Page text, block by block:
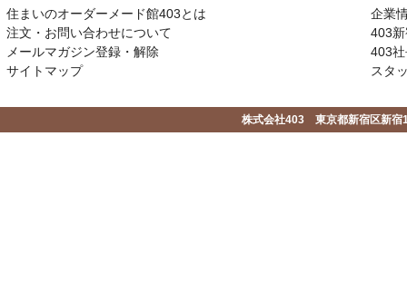
住まいのオーダーメード館403とは
注文・お問い合わせについて
メールマガジン登録・解除
サイトマップ
企業
403
403
スタ
株式会社403 東京都新宿区新